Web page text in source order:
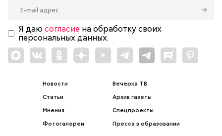
Я даю согласие на обработку своих
персональных данных.
Новости
Статьи
Мнения
Фотогалереи
Вечерка ТВ
Архив газеты
Спецпроекты
Пресса в образовании